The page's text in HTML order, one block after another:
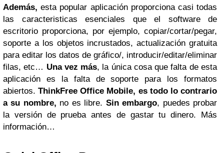
Además, esta popular aplicación proporciona casi todas
las caracteristicas esenciales que el software de
escritorio proporciona, por ejemplo, copiar/cortar/pegar,
soporte a los objetos incrustados, actualización gratuita
para editar los datos de gráfico/, introducir/editar/eliminar
filas, etc… Una vez más, la única cosa que falta de esta
aplicación es la falta de soporte para los formatos
abiertos.ThinkFree Office Mobile, es todo lo contrario
a su nombre, no es libre. Sin embargo, puedes probar
la versión de prueba antes de gastar tu dinero. Más
información…